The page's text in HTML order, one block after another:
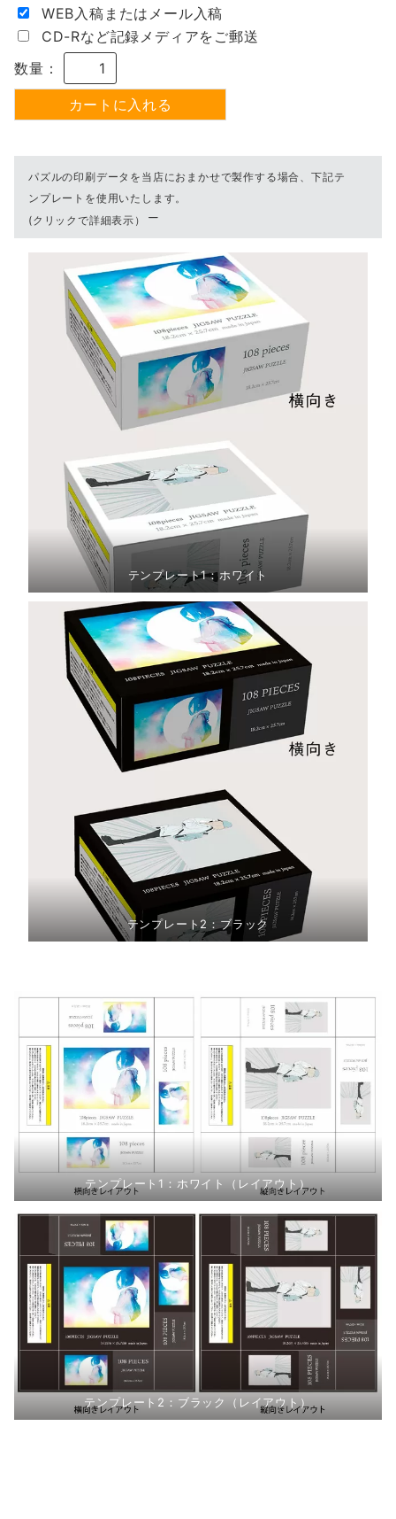
WEB入稿またはメール入稿
CD-Rなど記録メディアをご郵送
数量：
パズルの印刷データを当店におまかせで製作する場合、下記テ
ンプレートを使用いたします。
(クリックで詳細表示）
テンプレート1：ホワイト
テンプレート2：ブラック
テンプレート1：ホワイト（レイアウト）
テンプレート2：ブラック（レイアウト）